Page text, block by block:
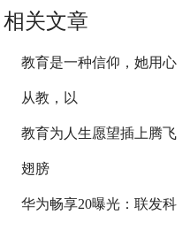
相关文章
教育是一种信仰，她用心
从教，以
教育为人生愿望插上腾飞
翅膀
华为畅享20曝光：联发科